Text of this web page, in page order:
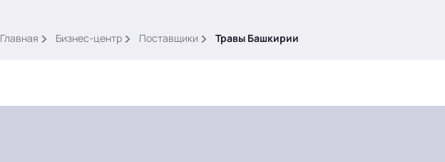
Главная Бизнес-центр Поставщики Травы Башкирии